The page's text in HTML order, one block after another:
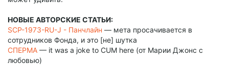
НОВЫЕ АВТОРСКИЕ СТАТЬИ:
SCP-1973-RU-J - Панчлайн — мета просачивается в
сотрудников Фонда, и это [не] шутка
СПЕРМА — it was a joke to CUM here (от Марии Джонс с
любовью)